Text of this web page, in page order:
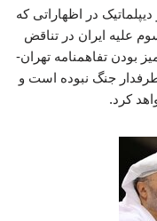
در اظهاراتی که
علیه ایران در تناقض
بودن تفاهمنامه تهران-
جنگ نبوده است و
کرد.